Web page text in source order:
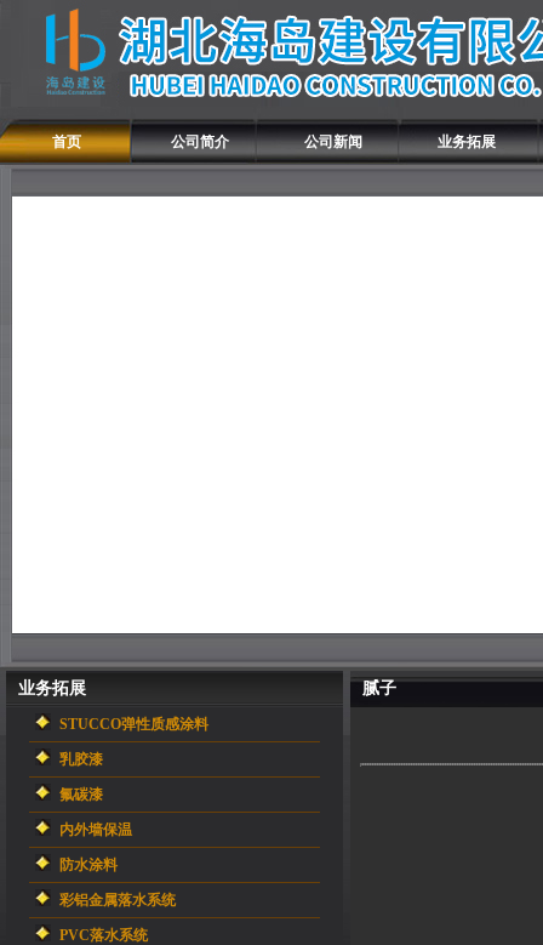
首页 公司简介 公司新闻 业务拓展
业务拓展
STUCCO弹性质感涂料
乳胶漆
氟碳漆
内外墙保温
防水涂料
彩铝金属落水系统
PVC落水系统
腻子